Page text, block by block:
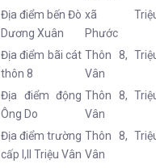
Địa điểm bến Đò
Dương Xuân
xã
Phước
Địa điểm bãi cát
thôn 8
Thôn 8,
Vân
Địa điểm động
Ông Do
Thôn 8,
Vân
Địa điểm trường
cấp I,II Triệu Vân
Thôn 8,
Vân